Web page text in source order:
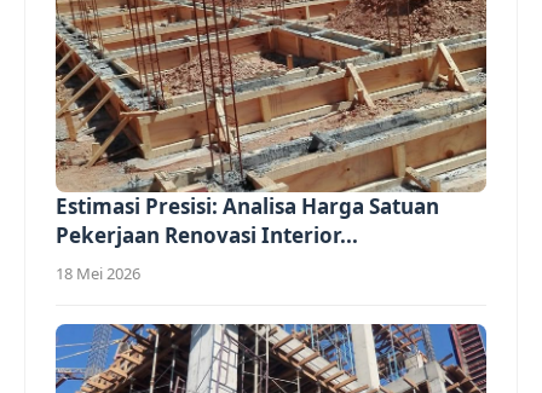
Estimasi Presisi: Analisa Harga Satuan
Pekerjaan Renovasi Interior...
18 Mei 2026